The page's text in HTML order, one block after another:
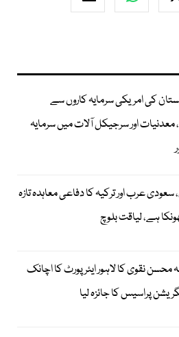
کی امریکی سرمایہ کاروں سے
معدنیات اور سرجیکل آلات میں سرمایہ
سعودی عرب اور ترکیہ کا دفاعی معاہدہ تازہ
ہے، لیاقت بلوچ
محسن نقوی کا لاہور ایئر پورٹ کا اچانک
پراسیس کا جائزہ لیا